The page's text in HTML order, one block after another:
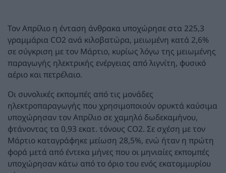
Τον Απρίλιο η ένταση άνθρακα υποχώρησε στα 225,3
γραμμάρια CO2 ανά κιλοβατώρα, μειωμένη κατά 2,6%
σε σύγκριση με τον Μάρτιο, κυρίως λόγω της μειωμένης
παραγωγής ηλεκτρικής ενέργειας από λιγνίτη, φυσικό
αέριο και πετρέλαιο.
Οι συνολικές εκπομπές από τις μονάδες
ηλεκτροπαραγωγής που χρησιμοποιούν ορυκτά καύσιμα
υποχώρησαν τον Απρίλιο σε χαμηλό δωδεκαμήνου,
φτάνοντας τα 0,93 εκατ. τόνους CO2. Σε σχέση με τον
Μάρτιο καταγράφηκε μείωση 28,5%, ενώ ήταν η πρώτη
φορά μετά από έντεκα μήνες που οι μηνιαίες εκπομπές
υποχώρησαν κάτω από το όριο του ενός εκατομμυρίου